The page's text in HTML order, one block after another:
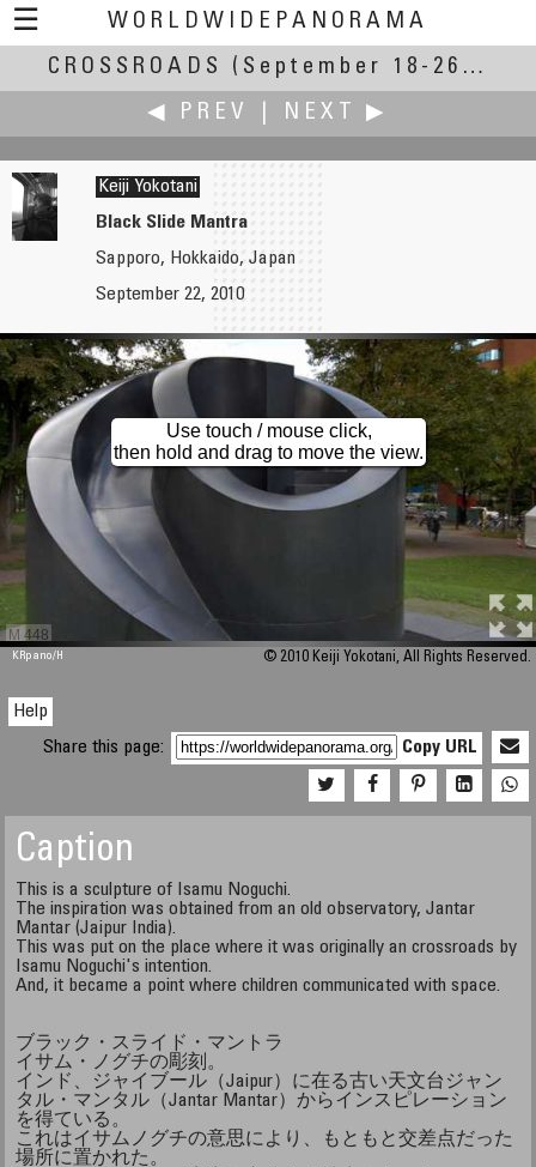
☰
WORLDWIDEPANORAMA
Crossroads:
CROSSROADS
(September 18-26, 2010)
◀ PREV
NEXT ▶
Jan van der Woning
Keiji Yokotani
Black Slide Mantra
Sapporo, Hokkaido, Japan
September 22, 2010
M 448
Use touch / mouse click,
then hold and drag to move the view.
KRpano/H © 2010 Keiji Yokotani, All Rights Reserved.
Help
Share this page:
Copy URL
Caption
This is a sculpture of Isamu Noguchi.
The inspiration was obtained from an old observatory, Jantar
Mantar (Jaipur India).
This was put on the place where it was originally an crossroads by
Isamu Noguchi's intention.
And, it became a point where children communicated with space.
ブラック・スライド・マントラ
イサム・ノグチの彫刻。
インド、ジャイブール（Jaipur）に在る古い天文台ジャン
タル・マンタル（Jantar Mantar）からインスピレーション
を得ている。
これはイサムノグチの意思により、もともと交差点だった
場所に置かれた。